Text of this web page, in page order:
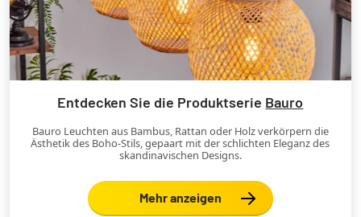
Entdecken Sie die Produktserie Bauro
Bauro Leuchten aus Bambus, Rattan oder Holz verkörpern die
Ästhetik des Boho-Stils, gepaart mit der schlichten Eleganz des
skandinavischen Designs.
Mehr anzeigen